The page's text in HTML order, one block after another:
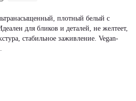
плотный белый с
для бликов и деталей, не желтеет,
стабильное заживление. Vegan-